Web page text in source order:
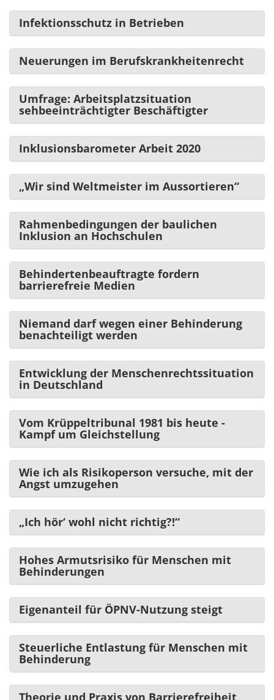
Infektionsschutz in Betrieben
Neuerungen im Berufskrankheitenrecht
Umfrage: Arbeitsplatzsituation
sehbeeinträchtigter Beschäftigter
Inklusionsbarometer Arbeit 2020
„Wir sind Weltmeister im Aussortieren“
Rahmenbedingungen der baulichen
Inklusion an Hochschulen
Behindertenbeauftragte fordern
barrierefreie Medien
Niemand darf wegen einer Behinderung
benachteiligt werden
Entwicklung der Menschenrechtssituation
in Deutschland
Vom Krüppeltribunal 1981 bis heute -
Kampf um Gleichstellung
Wie ich als Risikoperson versuche, mit der
Angst umzugehen
„Ich hör‘ wohl nicht richtig?!“
Hohes Armutsrisiko für Menschen mit
Behinderungen
Eigenanteil für ÖPNV-Nutzung steigt
Steuerliche Entlastung für Menschen mit
Behinderung
Theorie und Praxis von Barrierefreiheit